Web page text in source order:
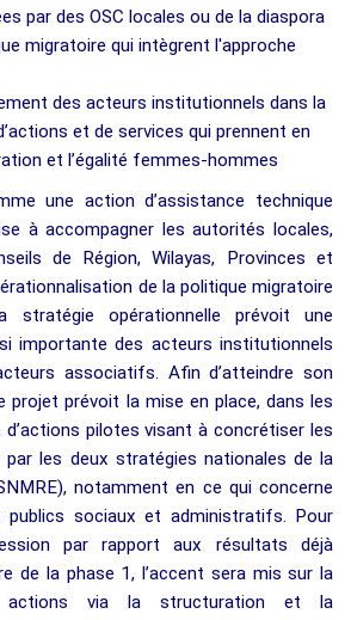
par des OSC locales ou de la diaspora
migratoire qui intègrent l'approche
des acteurs institutionnels dans la
et de services qui prennent en
et l’égalité femmes-hommes
une action d’assistance technique
à accompagner les autorités locales,
de Région, Wilayas, Provinces et
de la politique migratoire
stratégie opérationnelle prévoit une
importante des acteurs institutionnels
associatifs. Afin d’atteindre son
projet prévoit la mise en place, dans les
d’actions pilotes visant à concrétiser les
par les deux stratégies nationales de la
notamment en ce qui concerne
publics sociaux et administratifs. Pour
par rapport aux résultats déjà
de la phase 1, l’accent sera mis sur la
actions via la structuration et la